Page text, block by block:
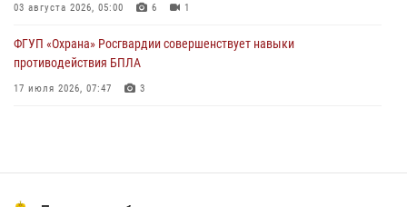
03 августа 2026, 05:00 6 1
ФГУП «Охрана» Росгвардии совершенствует навыки
противодействия БПЛА
17 июля 2026, 07:47 3